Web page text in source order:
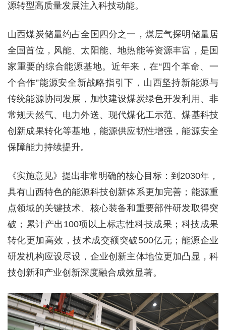
源转型高质量发展注入科技动能。
山西煤炭储量约占全国四分之一，煤层气探明储量居
全国首位，风能、太阳能、地热能等资源丰富，是国
家重要的综合能源基地。近年来，在“四个革命、一
个合作”能源安全新战略指引下，山西坚持新能源与
传统能源协同发展，加快建设煤炭绿色开发利用、非
常规天然气、电力外送、现代煤化工示范、煤基科技
创新成果转化等基地，能源供应韧性增强，能源安全
保障能力持续提升。
《实施意见》提出非常明确的核心目标：到2030年，
具有山西特色的能源科技创新体系更加完善；能源重
点领域的关键技术、核心装备和重要部件研发取得突
破；累计产出100项以上标志性科技成果；科技成果
转化更加高效，技术成交额突破500亿元；能源企业
研发机构应设尽设，企业创新主体地位更加凸显，科
技创新和产业创新深度融合成效显著。